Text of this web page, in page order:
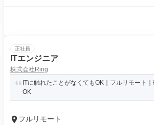
正社員
ITエンジニア
株式会社Ring
ITに触れたことがなくてもOK｜フルリモート
OK
フルリモート